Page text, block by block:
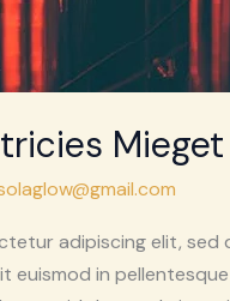
adipiscing elit,
euismod in